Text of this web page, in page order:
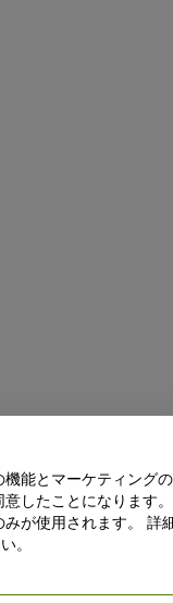
絡下さい
機能とマーケティング
したことになります。
が使用されます。 詳
。